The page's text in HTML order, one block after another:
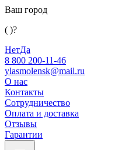
Ваш город
( )?
НетДа
8 800 200-11-46
ylasmolensk@mail.ru
О нас
Контакты
Сотрудничество
Оплата и доставка
Отзывы
Гарантии